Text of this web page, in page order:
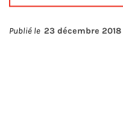
Publié le 23 décembre 2018